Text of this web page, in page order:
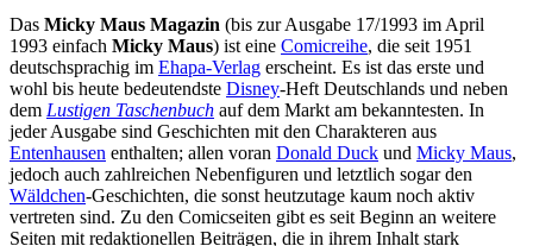
Das Micky Maus Magazin (bis zur Ausgabe 17/1993 im April
1993 einfach Micky Maus) ist eine Comicreihe, die seit 1951
deutschsprachig im Ehapa-Verlag erscheint. Es ist das erste und
wohl bis heute bedeutendste Disney-Heft Deutschlands und neben
dem Lustigen Taschenbuch auf dem Markt am bekanntesten. In
jeder Ausgabe sind Geschichten mit den Charakteren aus
Entenhausen enthalten; allen voran Donald Duck und Micky Maus,
jedoch auch zahlreichen Nebenfiguren und letztlich sogar den
Wäldchen-Geschichten, die sonst heutzutage kaum noch aktiv
vertreten sind. Zu den Comicseiten gibt es seit Beginn an weitere
Seiten mit redaktionellen Beiträgen, die in ihrem Inhalt stark